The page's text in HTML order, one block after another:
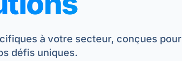
à votre secteur, conçues pour
défis uniques.